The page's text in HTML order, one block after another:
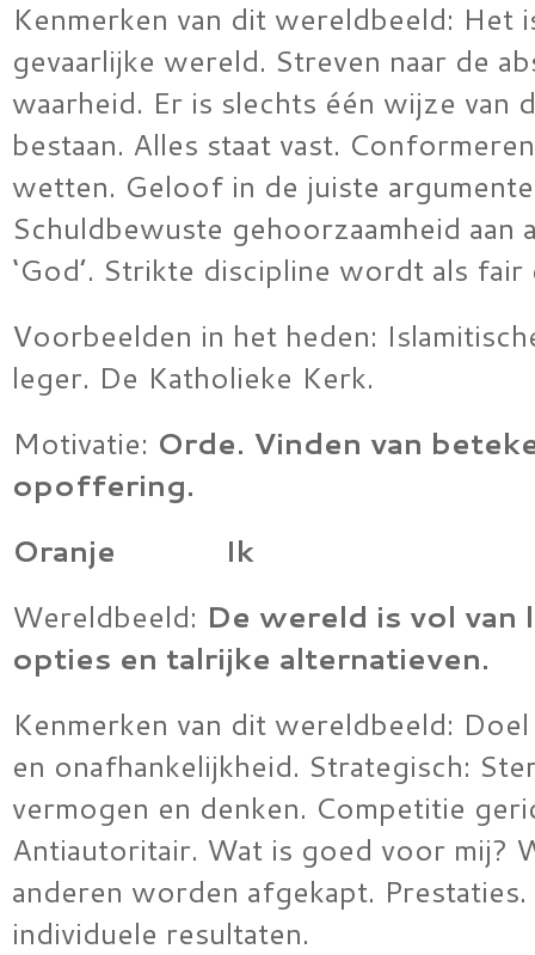
Kenmerken van dit wereldbeeld: Het
gevaarlijke wereld. Streven naar de
waarheid. Er is slechts één wijze van
bestaan. Alles staat vast.
wetten. Geloof in de juiste
Schuldbewuste gehoorzaamheid aan
‘God’. Strikte discipline wordt als fair
Voorbeelden in het heden:
leger. De Katholieke Kerk.
Motivatie: Orde. Vinden van
opoffering.
Oranje Ik
Wereldbeeld: De wereld is vol van
opties en talrijke alternatieven.
Kenmerken van dit wereldbeeld:
en onafhankelijkheid. Strategisch:
vermogen en denken. Competitie
Antiautoritair. Wat is goed voor mij?
anderen worden afgekapt.
individuele resultaten.